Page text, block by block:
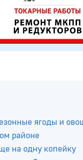
ягоды и
районе
на одну копейку